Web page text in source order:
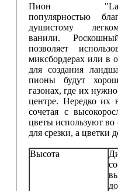
Пион
популярностью
душистому
ванили.
позволяет
миксбордерах или в
для создания
пионы будут
газонах, где их
центре. Нередко их
сочетая с
цветы используют во
для срезки, а цветки
Высота